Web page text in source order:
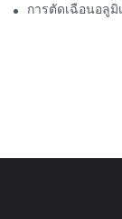
การตัดเฉือนอลู